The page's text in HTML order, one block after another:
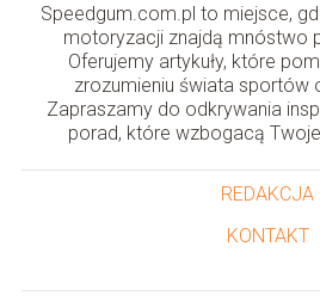
Speedgum.com.pl to miejsce,
motoryzacji znajdą mnóstwo
Oferujemy artykuły, które
zrozumieniu świata sportów
Zapraszamy do odkrywania
porad, które wzbogacą
REDAKCJA
KONTAKT